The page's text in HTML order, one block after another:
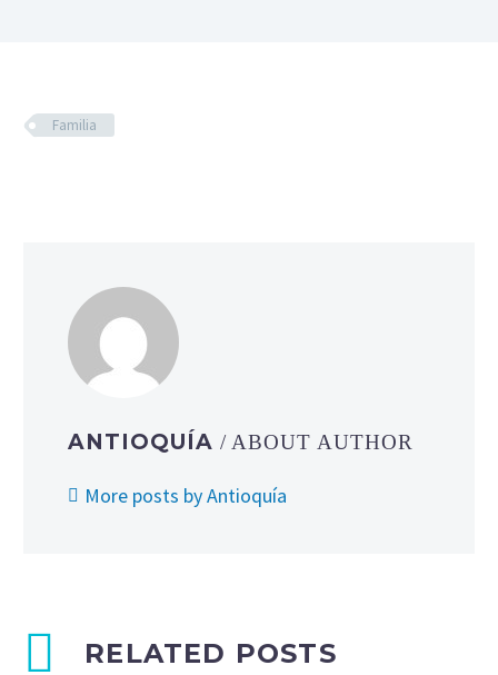
Familia
ANTIOQUÍA / ABOUT AUTHOR
More posts by Antioquía
RELATED POSTS